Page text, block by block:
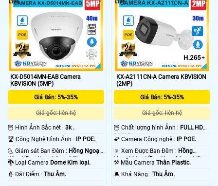
KX-D5014MN-EAB Camera
KBVISION (5MP)
Giá Bán: 5%-35%
Giá gốc: liên hệ
🦉 Hình Ảnh Sắc nét : 3k .
🏆 Công Nghệ Hình Ảnh :
IP POE.
🌜 Giám sát Ban Đêm : Hồng Ngoại
40m Hồng Ngoại Smart IR.
🐉️ Loại Camera Dome Kim loại.
️👮 Đặt Điểm : Thu Âm.
KX-A2111CN-A Camera KBVISION
(2MP)
Giá Bán: 5%-35%
Giá gốc: liên hệ
🦉 Chất lượng hình Ảnh : FULL HD
1080P .
🌠 Camera Công nghệ :
IP POE.
🔅 Xem Được Ban Đêm : Hồng
Ngoại 30m Hồng Ngoại Smart IR.
⚒ Mẫu CameraThân Plastic.
️🔔 Khả Năng :Thu Âm.